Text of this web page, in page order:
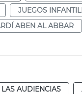
JUEGOS
ABEN AL ABBAR
AUDIENCIAS